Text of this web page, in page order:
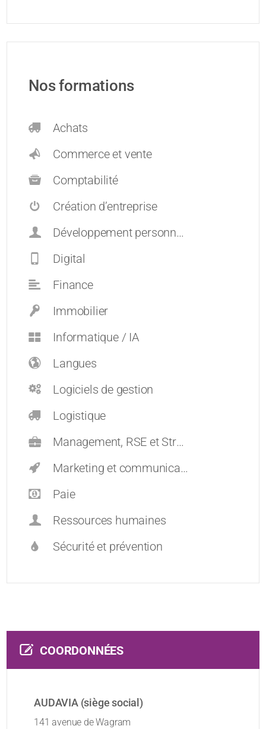
Nos formations
Achats
Commerce et vente
Comptabilité
Création d’entreprise
Développement personnel et carrières
Digital
Finance
Immobilier
Informatique / IA
Langues
Logiciels de gestion
Logistique
Management, RSE et Stratégie
Marketing et communication
Paie
Ressources humaines
Sécurité et prévention
COORDONNÉES
AUDAVIA (siège social)
141 avenue de Wagram